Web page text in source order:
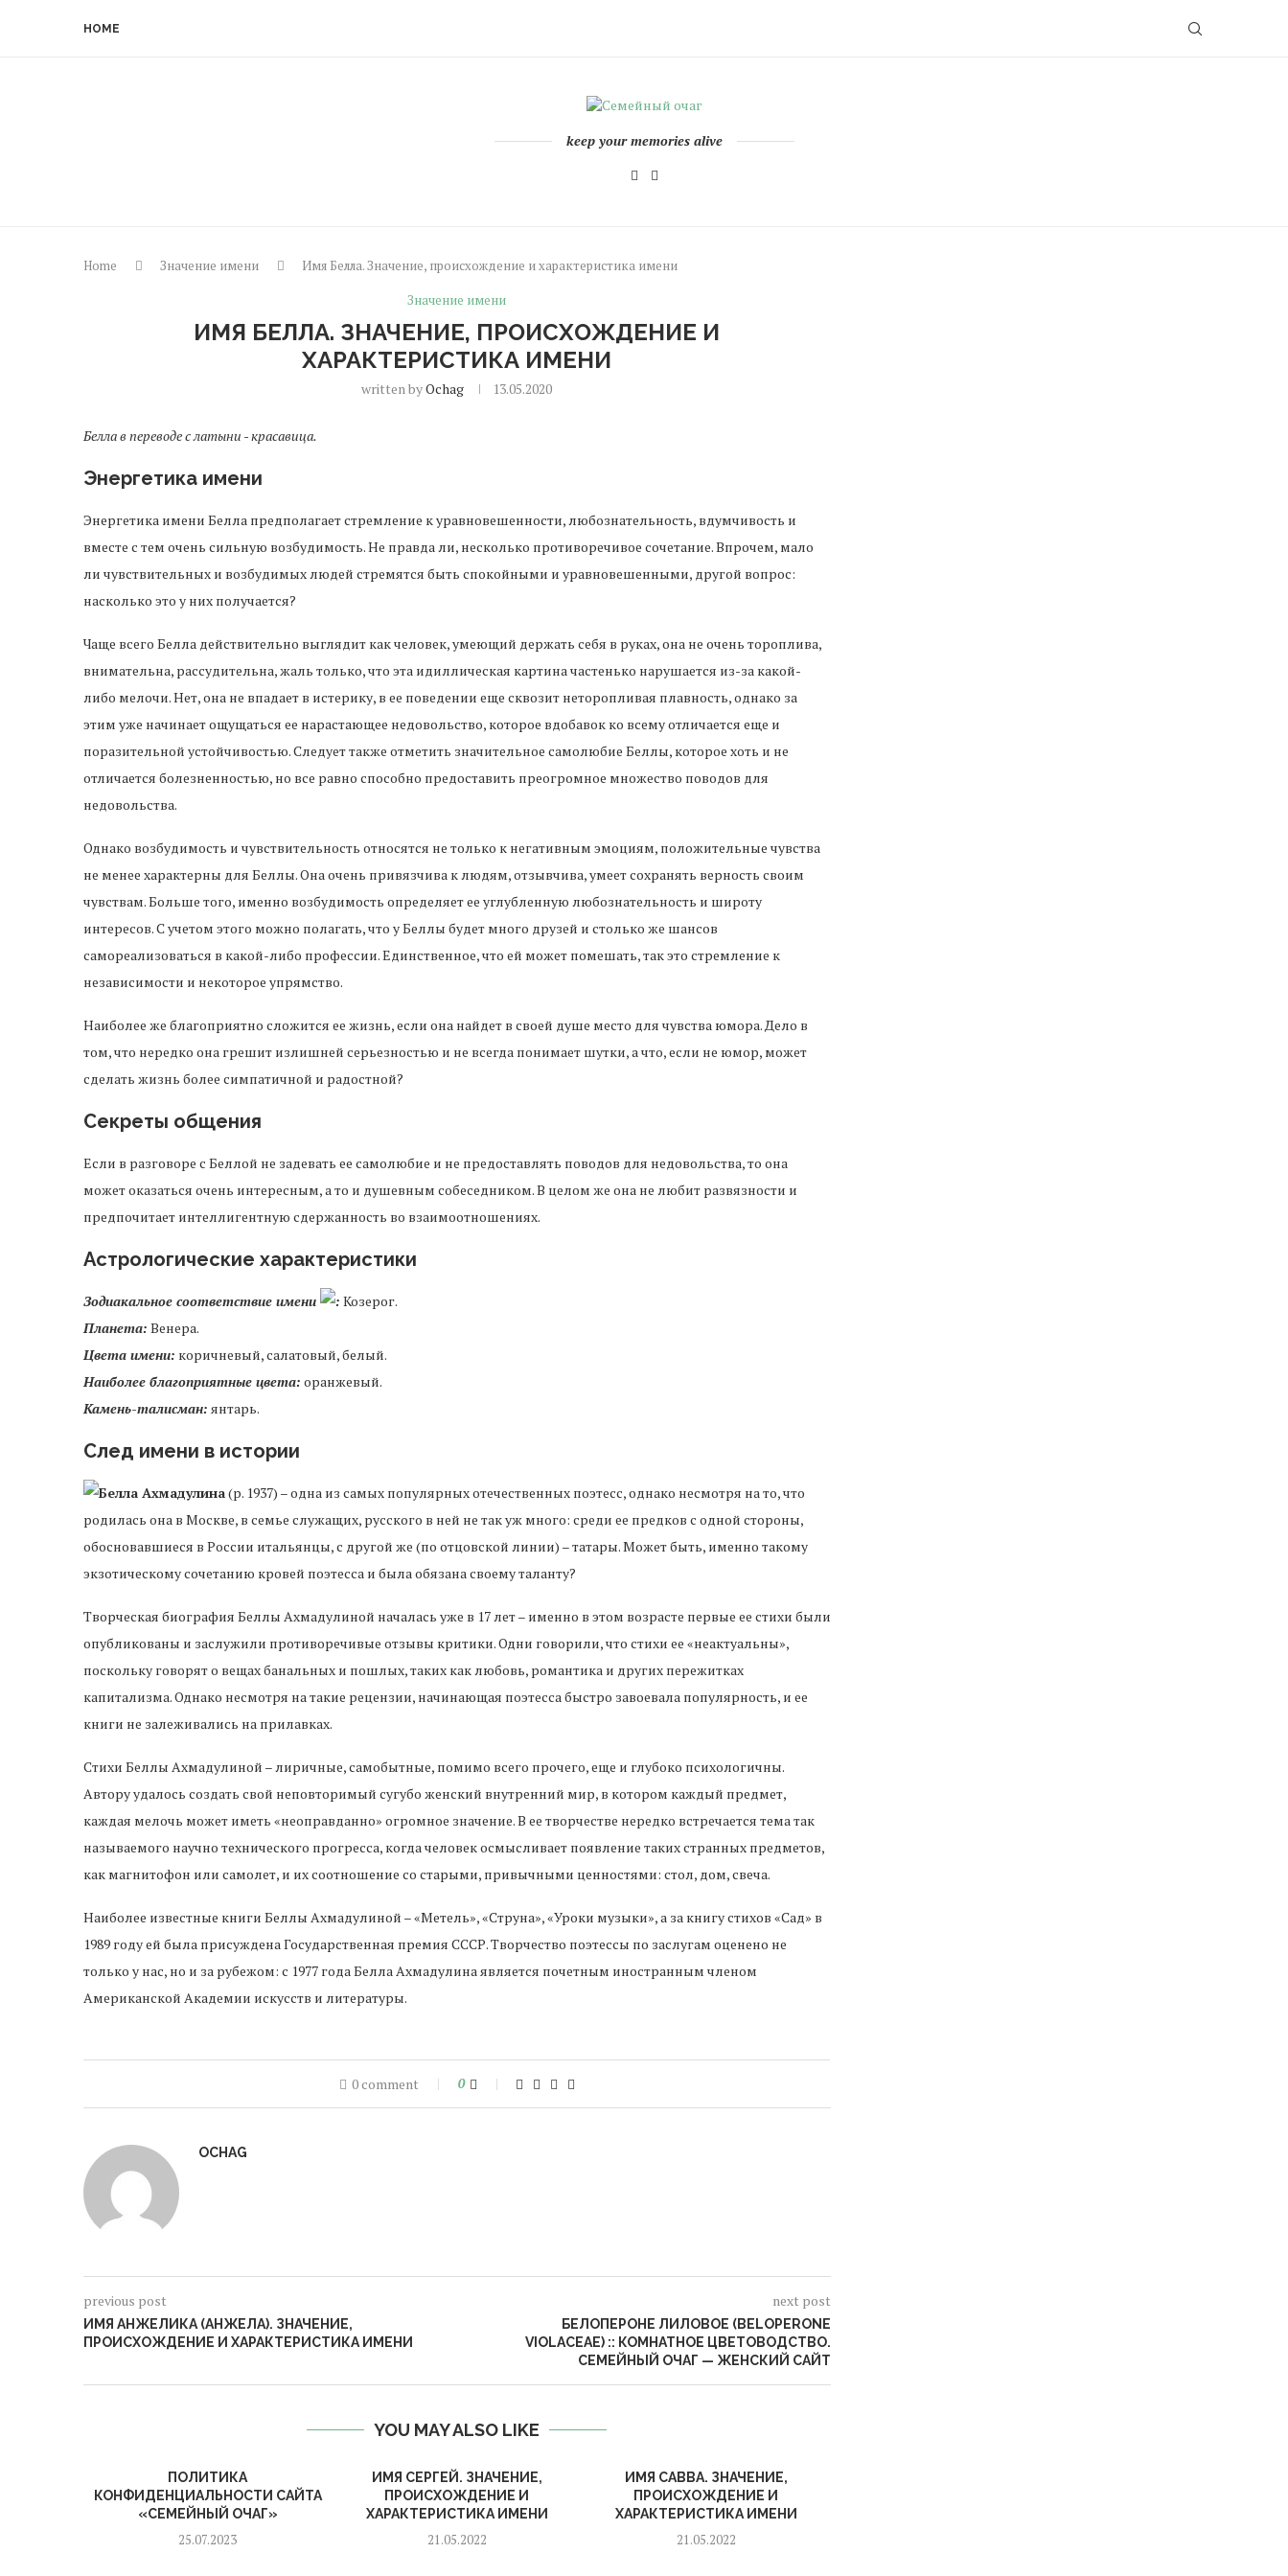
HOME
keep your memories alive
Home Значение имени
Имя Белла. Значение, происхождение и характеристика имени
Значение имени
ИМЯ БЕЛЛА. ЗНАЧЕНИЕ, ПРОИСХОЖДЕНИЕ И
ХАРАКТЕРИСТИКА ИМЕНИ
written byOchag 13.05.2020
Белла в переводе с латыни - красавица.
Энергетика имени
Энергетика имени Белла предполагает стремление к уравновешенности, любознательность, вдумчивость и
вместе с тем очень сильную возбудимость. Не правда ли, несколько противоречивое сочетание. Впрочем, мало
ли чувствительных и возбудимых людей стремятся быть спокойными и уравновешенными, другой вопрос:
насколько это у них получается?
Чаще всего Белла действительно выглядит как человек, умеющий держать себя в руках, она не очень тороплива,
внимательна, рассудительна, жаль только, что эта идиллическая картина частенько нарушается из-за какой-
либо мелочи. Нет, она не впадает в истерику, в ее поведении еще сквозит неторопливая плавность, однако за
этим уже начинает ощущаться ее нарастающее недовольство, которое вдобавок ко всему отличается еще и
поразительной устойчивостью. Следует также отметить значительное самолюбие Беллы, которое хоть и не
отличается болезненностью, но все равно способно предоставить преогромное множество поводов для
недовольства.
Однако возбудимость и чувствительность относятся не только к негативным эмоциям, положительные чувства
не менее характерны для Беллы. Она очень привязчива к людям, отзывчива, умеет сохранять верность своим
чувствам. Больше того, именно возбудимость определяет ее углубленную любознательность и широту
интересов. С учетом этого можно полагать, что у Беллы будет много друзей и столько же шансов
самореализоваться в какой-либо профессии. Единственное, что ей может помешать, так это стремление к
независимости и некоторое упрямство.
Наиболее же благоприятно сложится ее жизнь, если она найдет в своей душе место для чувства юмора. Дело в
том, что нередко она грешит излишней серьезностью и не всегда понимает шутки, а что, если не юмор, может
сделать жизнь более симпатичной и радостной?
Секреты общения
Если в разговоре с Беллой не задевать ее самолюбие и не предоставлять поводов для недовольства, то она
может оказаться очень интересным, а то и душевным собеседником. В целом же она не любит развязности и
предпочитает интеллигентную сдержанность во взаимоотношениях.
Астрологические характеристики
Зодиакальное соответствие имени : Козерог.
Планета: Венера.
Цвета имени: коричневый, салатовый, белый.
Наиболее благоприятные цвета: оранжевый.
Камень-талисман: янтарь.
След имени в истории
Белла Ахмадулина(р. 1937) – одна из самых популярных отечественных поэтесс, однако несмотря на то, что
родилась она в Москве, в семье служащих, русского в ней не так уж много: среди ее предков с одной стороны,
обосновавшиеся в России итальянцы, с другой же (по отцовской линии) – татары. Может быть, именно такому
экзотическому сочетанию кровей поэтесса и была обязана своему таланту?
Творческая биография Беллы Ахмадулиной началась уже в 17 лет – именно в этом возрасте первые ее стихи были
опубликованы и заслужили противоречивые отзывы критики. Одни говорили, что стихи ее «неактуальны»,
поскольку говорят о вещах банальных и пошлых, таких как любовь, романтика и других пережитках
капитализма. Однако несмотря на такие рецензии, начинающая поэтесса быстро завоевала популярность, и ее
книги не залеживались на прилавках.
Стихи Беллы Ахмадулиной – лиричные, самобытные, помимо всего прочего, еще и глубоко психологичны.
Автору удалось создать свой неповторимый сугубо женский внутренний мир, в котором каждый предмет,
каждая мелочь может иметь «неоправданно» огромное значение. В ее творчестве нередко встречается тема так
называемого научно технического прогресса, когда человек осмысливает появление таких странных предметов,
как магнитофон или самолет, и их соотношение со старыми, привычными ценностями: стол, дом, свеча.
Наиболее известные книги Беллы Ахмадулиной – «Метель», «Струна», «Уроки музыки», а за книгу стихов «Сад» в
1989 году ей была присуждена Государственная премия СССР. Творчество поэтессы по заслугам оценено не
только у нас, но и за рубежом: с 1977 года Белла Ахмадулина является почетным иностранным членом
Американской Академии искусств и литературы.
0 comment 0
OCHAG
previous post
ИМЯ АНЖЕЛИКА (АНЖЕЛА). ЗНАЧЕНИЕ,
ПРОИСХОЖДЕНИЕ И ХАРАКТЕРИСТИКА ИМЕНИ
next post
БЕЛОПЕРОНЕ ЛИЛОВОЕ (BELOPERONE
VIOLACEAE) :: КОМНАТНОЕ ЦВЕТОВОДСТВО.
СЕМЕЙНЫЙ ОЧАГ — ЖЕНСКИЙ САЙТ
YOU MAY ALSO LIKE
ПОЛИТИКА
КОНФИДЕНЦИАЛЬНОСТИ САЙТА
«СЕМЕЙНЫЙ ОЧАГ»
25.07.2023
ИМЯ СЕРГЕЙ. ЗНАЧЕНИЕ,
ПРОИСХОЖДЕНИЕ И
ХАРАКТЕРИСТИКА ИМЕНИ
21.05.2022
ИМЯ САВВА. ЗНАЧЕНИЕ,
ПРОИСХОЖДЕНИЕ И
ХАРАКТЕРИСТИКА ИМЕНИ
21.05.2022